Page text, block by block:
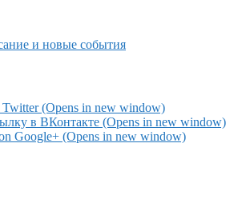
и новые события
Twitter (Opens in new window)
в ВКонтакте (Opens in new window)
Google+ (Opens in new window)